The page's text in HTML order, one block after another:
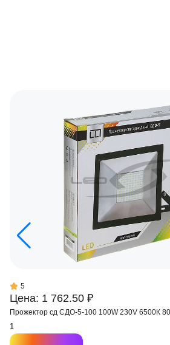
Цена: 1 762.50 ₽
5
Прожектор сд СДО-5-100 100W 230V 6500К